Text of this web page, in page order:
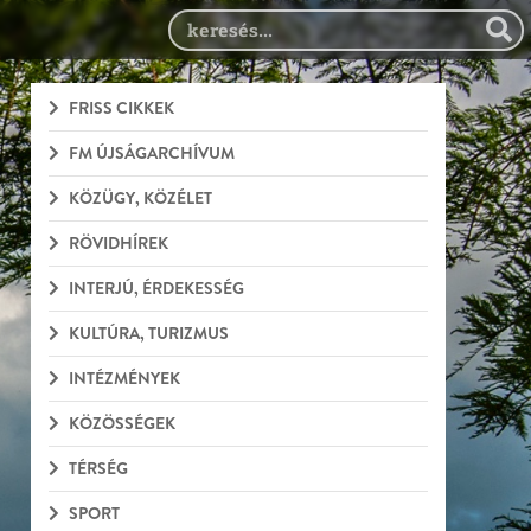
FRISS CIKKEK
FM ÚJSÁGARCHÍVUM
KÖZÜGY, KÖZÉLET
RÖVIDHÍREK
INTERJÚ, ÉRDEKESSÉG
KULTÚRA, TURIZMUS
INTÉZMÉNYEK
KÖZÖSSÉGEK
TÉRSÉG
SPORT